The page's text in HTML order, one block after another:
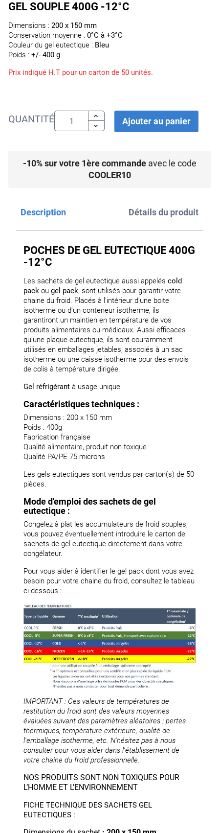
GEL SOUPLE 400G -12°C
Dimensions : 200 x 150 mm
Conservation moyenne : 0°C à +3°C
Couleur du gel eutectique : Bleu
Poids : +/- 400 g
Prix indiqué H.T pour un carton de 50 unités.
QUANTITÉ Ajouter au panier
-10% sur votre 1ère commandeavec le code
COOLER10
Description Détails du produit
POCHES DE GEL EUTECTIQUE 400G
-12°C
Les sachets de gel eutectique aussi appelés cold
pack ou gel pack, sont utilisés pour garantir votre
chaine du froid. Placés à l'intérieur d'une boite
isotherme ou d'un conteneur isotherme, ils
garantiront un maintien en température de vos
produits alimentaires ou médicaux. Aussi efficaces
qu'une plaque eutectique, ils sont couramment
utilisés en emballages jetables, associés à un sac
isotherme ou une caisse isotherme pour des envois
de colis à température dirigée.
Gel réfrigérant à usage unique.
Caractéristiques techniques :
Dimensions : 200 x 150 mm
Poids : 400g
Fabrication française
Qualité alimentaire, produit non toxique
Qualité PA/PE 75 microns
Les gels eutectiques sont vendus par carton(s) de 50
pièces.
Mode d'emploi des sachets de gel
eutectique :
Congelez à plat les accumulateurs de froid souples;
vous pouvez éventuellement introduire le carton de
sachets de gel eutectique directement dans votre
congélateur.
Pour vous aider à identifier le gel pack dont vous avez
besoin pour votre chaine du froid, consultez le tableau
ci-dessous :
IMPORTANT : Ces valeurs de températures de
restitution du froid sont des valeurs moyennes
évaluées suivant des paramètres aléatoires : pertes
thermiques, température extérieure, qualité de
l'emballage isotherme, etc. N'hésitez pas à nous
consulter pour vous aider dans l'établissement de
votre chaine du froid professionnelle.
NOS PRODUITS SONT NON TOXIQUES POUR
L’HOMME ET L’ENVIRONNEMENT
FICHE TECHNIQUE DES SACHETS GEL
EUTECTIQUES :